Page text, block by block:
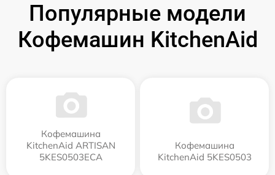
Популярные модели
Кофемашин KitchenAid
Кофемашина
KitchenAid ARTISAN
5KES0503ECA
Кофемашина
KitchenAid 5KES0503